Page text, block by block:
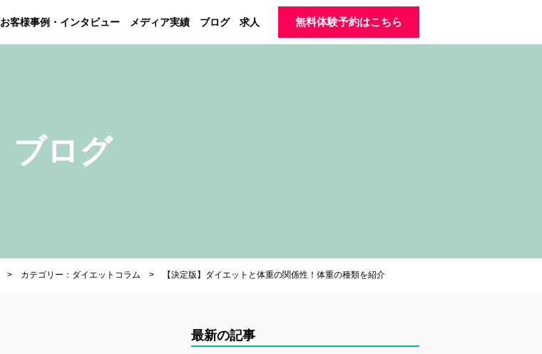
お客様事例・インタビュー メディア実績 ブログ 求人 無料体験予約はこちら
ブログ
カテゴリー：ダイエットコラム 【決定版】ダイエットと体重の関係性！体重の種類を紹介
最新の記事